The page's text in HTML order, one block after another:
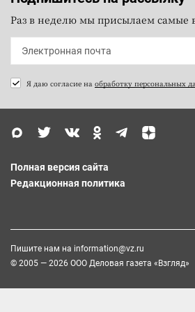
Раз в неделю мы присылаем самые
Я даю согласие на обработку персональных
Полная версия сайта
Редакционная политика
Пишите нам на information@vz.ru
© 2005 — 2026 ООО Деловая газета «Взгляд»